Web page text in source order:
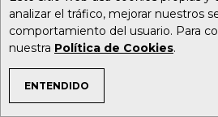
analizar el tráfico, mejorar nuestros
comportamiento del usuario. Para
nuestra Política de Cookies.
ENTENDIDO
TEMAS DE INTERÉS
Términos y
Política de Tratamiento de